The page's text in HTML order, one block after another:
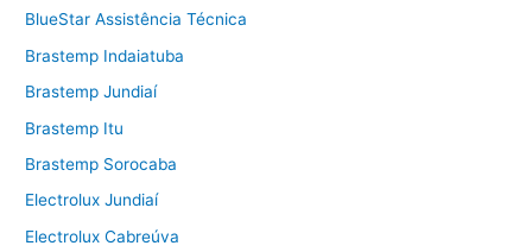
BlueStar Assistência Técnica
Brastemp Indaiatuba
Brastemp Jundiaí
Brastemp Itu
Brastemp Sorocaba
Electrolux Jundiaí
Electrolux Cabreúva